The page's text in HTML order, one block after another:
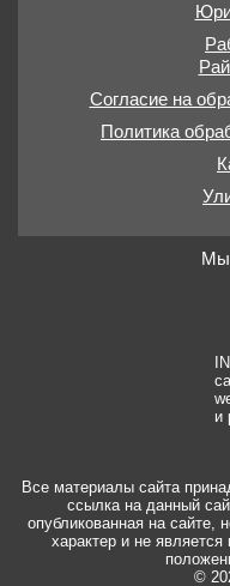
Согласие на
Политика
Мы
и
Все материалы сайта
ссылка на данный
опубликованная на сайте,
характер и не
©